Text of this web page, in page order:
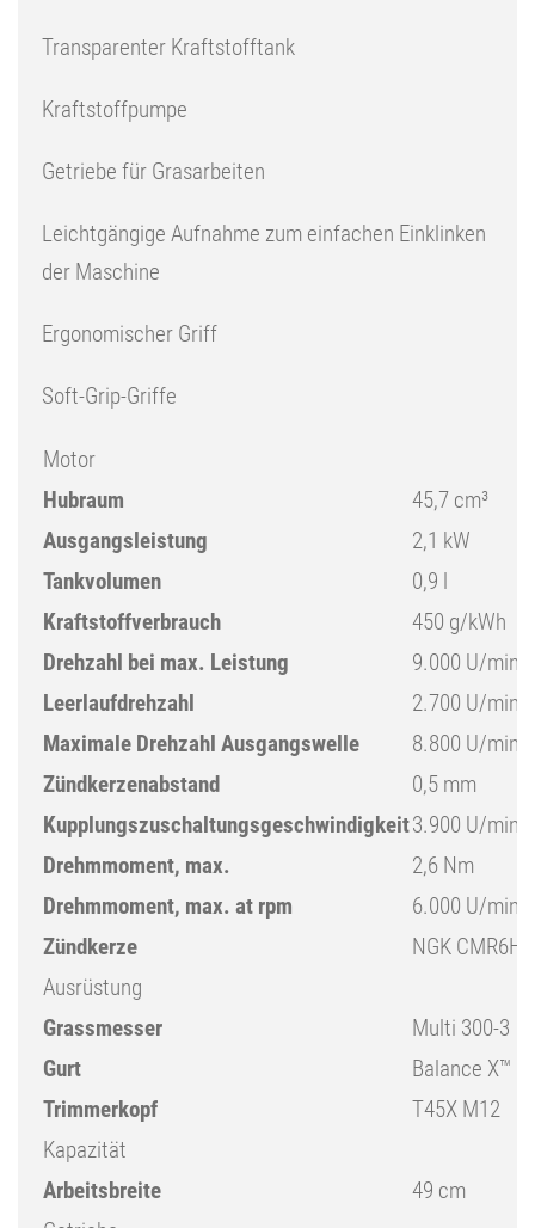
Transparenter Kraftstofftank
Kraftstoffpumpe
Getriebe für Grasarbeiten
Leichtgängige Aufnahme zum einfachen Einklinken
der Maschine
Ergonomischer Griff
Soft-Grip-Griffe
Motor
Hubraum
45,7 cm³
Ausgangsleistung
2,1 kW
Tankvolumen
0,9 l
Kraftstoffverbrauch
450 g/kWh
Drehzahl bei max. Leistung
9.000 U/min
Leerlaufdrehzahl
2.700 U/min
Maximale Drehzahl Ausgangswelle
8.800 U/min
Zündkerzenabstand
0,5 mm
Kupplungszuschaltungsgeschwindigkeit3.900 U/min
Drehmmoment, max.
2,6 Nm
Drehmmoment, max. at rpm
6.000 U/min
Zündkerze
NGK CMR6H
Ausrüstung
Grassmesser
Multi 300-3
Gurt
Balance X™
Trimmerkopf
T45X M12
Kapazität
Arbeitsbreite
49 cm